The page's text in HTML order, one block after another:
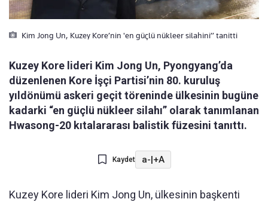
Kim Jong Un, Kuzey Kore’nin 'en güçlü nükleer silahini” tanitti
Kuzey Kore lideri Kim Jong Un, Pyongyang’da
düzenlenen Kore İşçi Partisi’nin 80. kuruluş
yıldönümü askeri geçit töreninde ülkesinin bugüne
kadarki “en güçlü nükleer silahı” olarak tanımlanan
Hwasong-20 kıtalararası balistik füzesini tanıttı.
Kaydet a-|+A
Kuzey Kore lideri Kim Jong Un, ülkesinin başkenti